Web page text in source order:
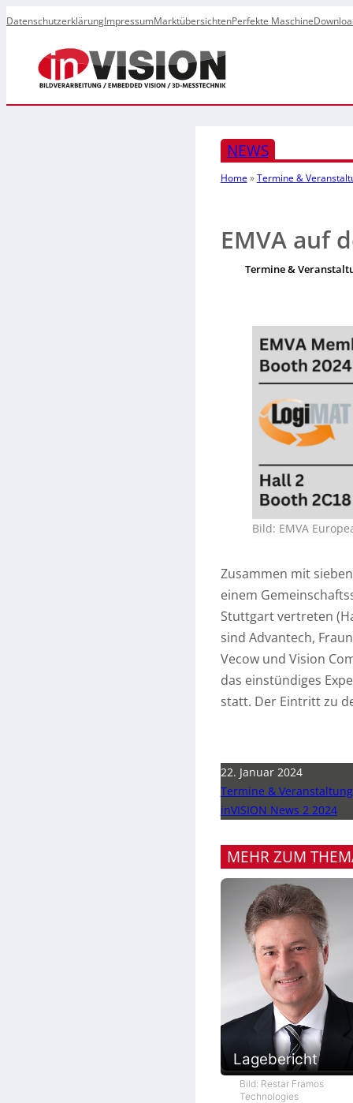
DatenschutzerklärungImpressumMarktübersichtenPerfekte Maschine
NEWS
Home»Termine &
EMVA auf
Termine &
Bild: EMVA
Zusammen mit
einem
Stuttgart vertreten
sind Advantech,
Vecow und Vision
das einstündiges
statt. Der Eintritt zu
22. Januar 2024
Termine &
inVISION News 2 2024
MEHR ZUM
Lagebericht
Bild: Restar Framos
Technologies